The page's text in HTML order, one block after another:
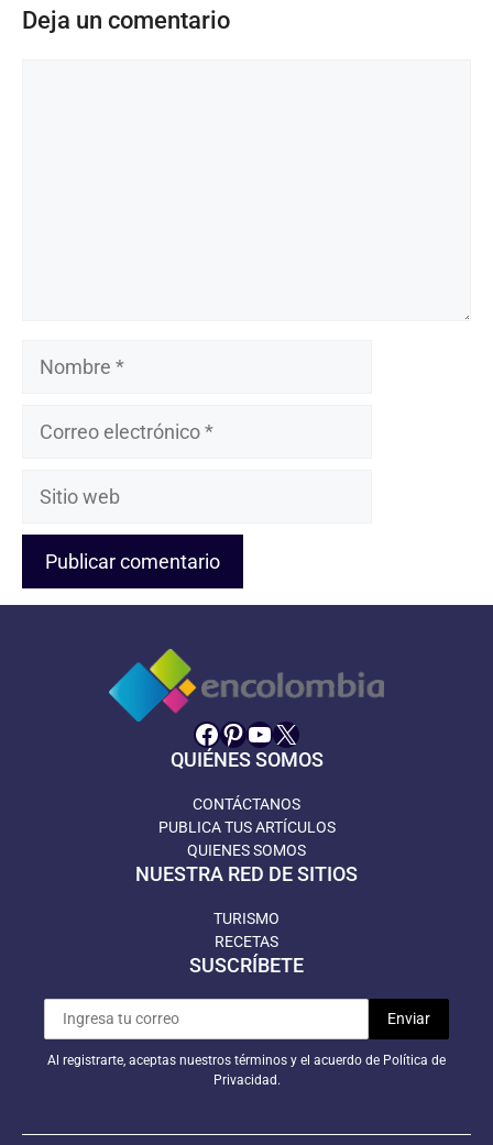
Deja un comentario
Nombre
Sitio
Facebook
Pinterest
YouTube
X
QUIÉNES SOMOS
CONTÁCTANOS
PUBLICA TUS ARTÍCULOS
QUIENES SOMOS
NUESTRA RED DE SITIOS
TURISMO
RECETAS
SUSCRÍBETE
Al registrarte, aceptas nuestros términos y el acuerdo de Política de
Privacidad.